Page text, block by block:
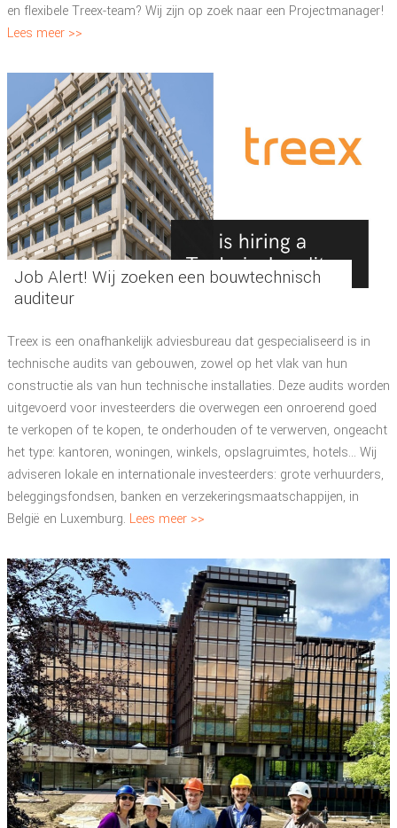
en flexibele Treex-team? Wij zijn op zoek naar een Projectmanager!
Lees meer >>
Job Alert! Wij zoeken een bouwtechnisch
auditeur
Treex is een onafhankelijk adviesbureau dat gespecialiseerd is in
technische audits van gebouwen, zowel op het vlak van hun
constructie als van hun technische installaties. Deze audits worden
uitgevoerd voor investeerders die overwegen een onroerend goed
te verkopen of te kopen, te onderhouden of te verwerven, ongeacht
het type: kantoren, woningen, winkels, opslagruimtes, hotels... Wij
adviseren lokale en internationale investeerders: grote verhuurders,
beleggingsfondsen, banken en verzekeringsmaatschappijen, in
België en Luxemburg. Lees meer >>